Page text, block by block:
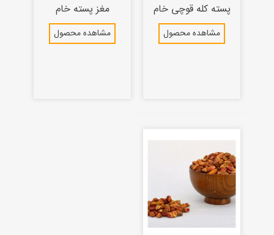
پسته کله قوچی خام
مشاهده محصول
مغز پسته خام
مشاهده محصول